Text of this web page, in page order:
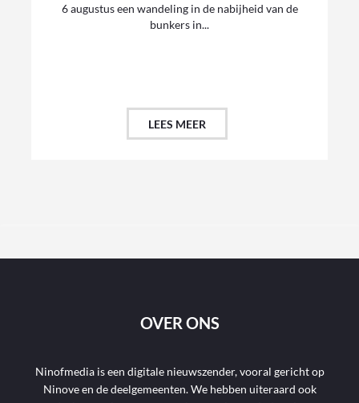
6 augustus een wandeling in de nabijheid van de
bunkers in...
LEES MEER
OVER ONS
Ninofmedia is een digitale nieuwszender, vooral gericht op
Ninove en de deelgemeenten. We hebben uiteraard ook